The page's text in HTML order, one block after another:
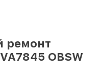
ремонт
OBSW